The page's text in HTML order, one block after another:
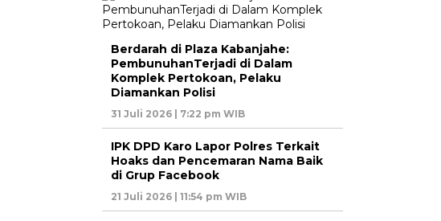
Berdarah di Plaza Kabanjahe:
PembunuhanTerjadi di Dalam
Komplek Pertokoan, Pelaku
Diamankan Polisi
31 Juli 2026 | 7:22 pm WIB
IPK DPD Karo Lapor Polres Terkait
Hoaks dan Pencemaran Nama Baik
di Grup Facebook
21 Juli 2026 | 11:54 pm WIB